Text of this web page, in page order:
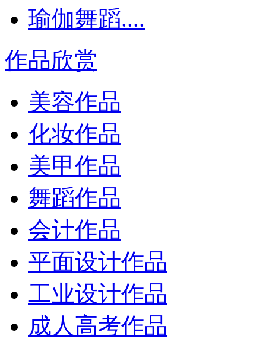
瑜伽舞蹈....
作品欣赏
美容作品
化妆作品
美甲作品
舞蹈作品
会计作品
平面设计作品
工业设计作品
成人高考作品